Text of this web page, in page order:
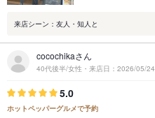
来店シーン：友人・知人と
cocochikaさん
40代後半/女性・来店日：2026/05/24
5.0
ホットペッパーグルメで予約